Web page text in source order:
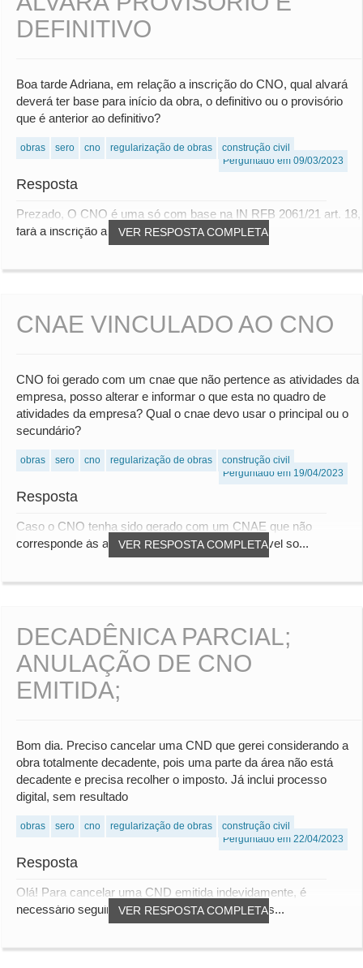
DEFINITIVO
Boa tarde Adriana, em relação a inscrição do CNO, qual alvará
deverá ter base para início da obra, o definitivo ou o provisório
que é anterior ao definitivo?
obras sero cno regularização de obras
construção civil
Perguntado em 09/03/2023
Resposta
VER RESPOSTA COMPLETA
Prezado, O CNO é uma só com base na IN RFB 2061/21 art. 18,
fará a inscrição após 30 dias do iníci...
CNAE VINCULADO AO CNO
CNO foi gerado com um cnae que não pertence as atividades da
empresa, posso alterar e informar o que esta no quadro de
atividades da empresa? Qual o cnae devo usar o principal ou o
secundário?
obras sero cno regularização de obras
construção civil
Perguntado em 19/04/2023
Resposta
VER RESPOSTA COMPLETA
Caso o CNO tenha sido gerado com um CNAE que não
corresponde às atividades da empresa, é possível so...
DECADÊNICA PARCIAL;
ANULAÇÃO DE CNO
EMITIDA;
Bom dia. Preciso cancelar uma CND que gerei considerando a
obra totalmente decadente, pois uma parte da área não está
decadente e precisa recolher o imposto. Já inclui processo
digital, sem resultado
obras sero cno regularização de obras
construção civil
Perguntado em 22/04/2023
Resposta
VER RESPOSTA COMPLETA
Olá! Para cancelar uma CND emitida indevidamente, é
necessário seguir alguns passos. A primeira cois...